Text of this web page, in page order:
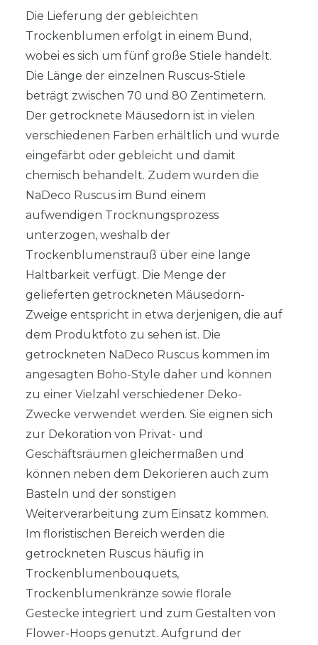
Die Lieferung der gebleichten
Trockenblumen erfolgt in einem Bund,
wobei es sich um fünf große Stiele handelt.
Die Länge der einzelnen Ruscus-Stiele
beträgt zwischen 70 und 80 Zentimetern.
Der getrocknete Mäusedorn ist in vielen
verschiedenen Farben erhältlich und wurde
eingefärbt oder gebleicht und damit
chemisch behandelt. Zudem wurden die
NaDeco Ruscus im Bund einem
aufwendigen Trocknungsprozess
unterzogen, weshalb der
Trockenblumenstrauß über eine lange
Haltbarkeit verfügt. Die Menge der
gelieferten getrockneten Mäusedorn-
Zweige entspricht in etwa derjenigen, die auf
dem Produktfoto zu sehen ist. Die
getrockneten NaDeco Ruscus kommen im
angesagten Boho-Style daher und können
zu einer Vielzahl verschiedener Deko-
Zwecke verwendet werden. Sie eignen sich
zur Dekoration von Privat- und
Geschäftsräumen gleichermaßen und
können neben dem Dekorieren auch zum
Basteln und der sonstigen
Weiterverarbeitung zum Einsatz kommen.
Im floristischen Bereich werden die
getrockneten Ruscus häufig in
Trockenblumenbouquets,
Trockenblumenkränze sowie florale
Gestecke integriert und zum Gestalten von
Flower-Hoops genutzt. Aufgrund der